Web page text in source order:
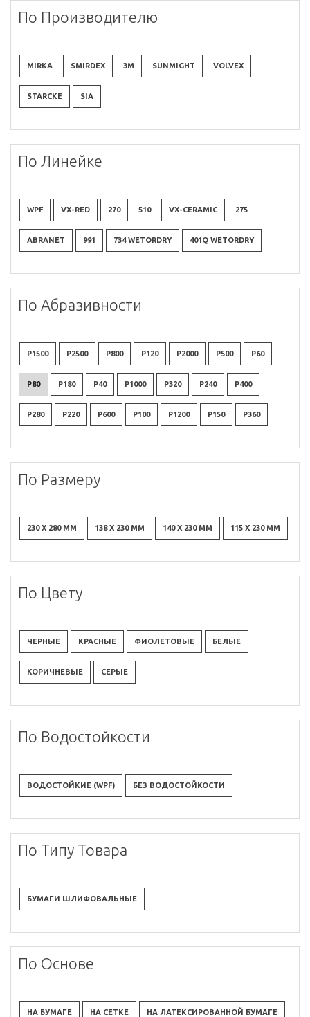
По Производителю
MIRKA SMIRDEX 3M SUNMIGHT VOLVEX
STARCKE SIA
По Линейке
WPF VX-RED 270 510 VX-CERAMIC 275
ABRANET 991 734 WETORDRY 401Q WETORDRY
По Абразивности
P1500 P2500 P800 P120 P2000 P500 P60
P80 P180 P40 P1000 P320 P240 P400
P280 P220 P600 P100 P1200 P150 P360
По Размеру
230 X 280 ММ 138 X 230 ММ 140 X 230 ММ 115 X 230 ММ
По Цвету
ЧЕРНЫЕ КРАСНЫЕ ФИОЛЕТОВЫЕ БЕЛЫЕ
КОРИЧНЕВЫЕ СЕРЫЕ
По Водостойкости
ВОДОСТОЙКИЕ (WPF) БЕЗ ВОДОСТОЙКОСТИ
По Типу Товара
БУМАГИ ШЛИФОВАЛЬНЫЕ
По Основе
НА БУМАГЕ НА СЕТКЕ НА ЛАТЕКСИРОВАННОЙ БУМАГЕ